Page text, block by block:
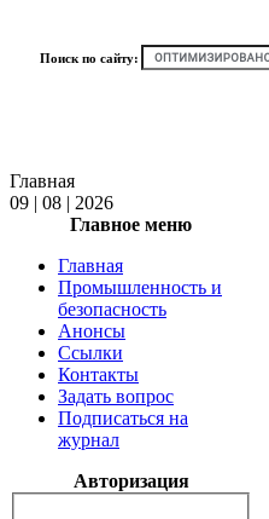
Поиск по сайту:
Главная
09 | 08 | 2026
Главное меню
Главная
Промышленность и
безопасность
Анонсы
Ссылки
Контакты
Задать вопрос
Подписаться на
журнал
Авторизация